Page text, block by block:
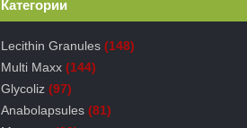
Категории
Lecithin Granules (148)
Multi Maxx (144)
Glycoliz (97)
Anabolapsules (81)